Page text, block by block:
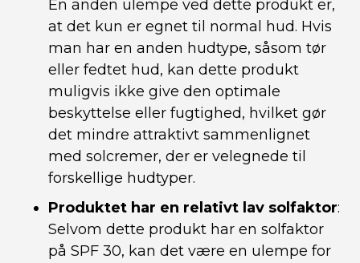
En anden ulempe ved dette produkt er,
at det kun er egnet til normal hud. Hvis
man har en anden hudtype, såsom tør
eller fedtet hud, kan dette produkt
muligvis ikke give den optimale
beskyttelse eller fugtighed, hvilket gør
det mindre attraktivt sammenlignet
med solcremer, der er velegnede til
forskellige hudtyper.
Produktet har en relativt lav solfaktor:
Selvom dette produkt har en solfaktor
på SPF 30, kan det være en ulempe for